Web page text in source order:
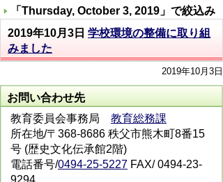
「 Thursday, October 3, 2019 」で絞込み
2019年10月3日 学校環境の整備に取り組
みました
2019年10月3日
お問い合わせ先
教育委員会事務局 教育総務課
所在地/〒368-8686 秩父市熊木町8番15
号 (歴史文化伝承館2階)
電話番号/0494-25-5227 FAX/ 0494-23-